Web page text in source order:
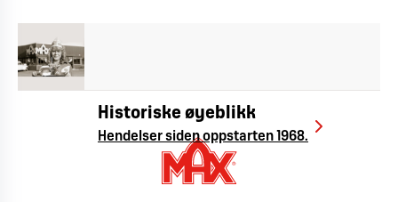
Historiske øyeblikk
Hendelser siden oppstarten 1968.